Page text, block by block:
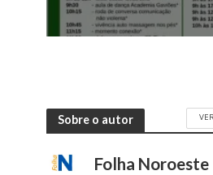
Sobre o autor
Folha Noroeste